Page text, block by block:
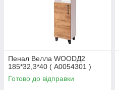
Пенал Велла WOODД2
185*32,3*40 ( А0054301 )
Готово до відправки